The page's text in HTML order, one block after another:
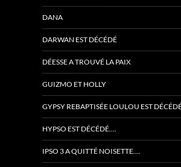
DANA
DARWAN EST DÉCÉDÉ
DÉESSE A TROUVÉ LA PAIX
GUIZMO ET HOLLY
GYPSY REBAPTISÉE LOULOU EST
HYPSO EST DÉCÉDÉ….
IPSO 3 A QUITTÉ NOISETTE….